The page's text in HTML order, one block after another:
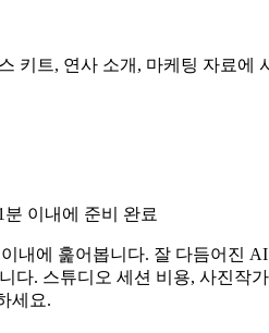
키트, 연사 소개, 마케팅 자료
이내에 준비 완료
내에 훑어봅니다. 잘 다듬어진
다. 스튜디오 세션 비용, 사진작
세요.